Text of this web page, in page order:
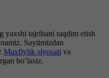
yaxshi tajribani taqdim etish
Saytimizdan
Maxfiylik siyosati va
bo‘lasiz.